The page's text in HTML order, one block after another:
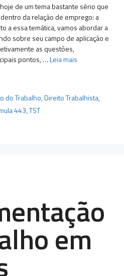
de um tema bastante sério que
da relação de emprego: a
a essa temática, vamos abordar a
sobre seu campo de aplicação e
as questões,
pontos, …Leia mais
do Trabalho,Direito Trabalhista,
443,TST
em